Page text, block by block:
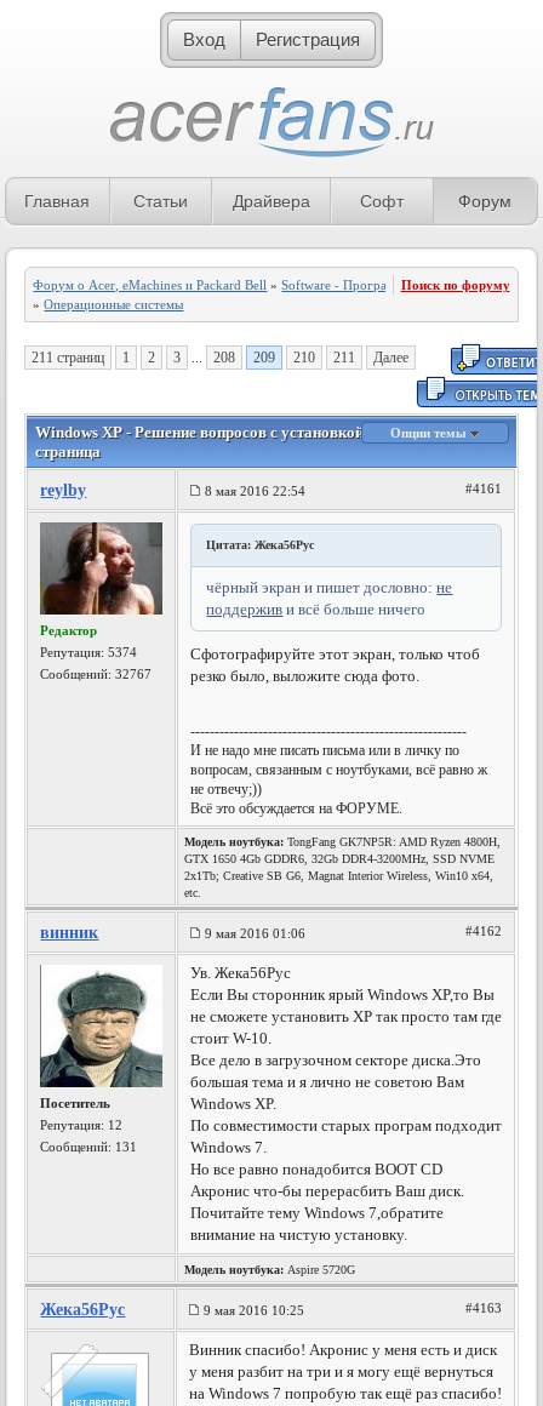
Вход Регистрация
Главная Статьи Драйвера Софт Форум
Форум о Acer, eMachines и Packard Bell »Software - Программное обеспечение
»Операционные системы
Поиск по форуму
211 страниц 1 2 3 ... 208 209 210 211 Далее
Windows ХР - Решение вопросов с установкой и настройкой - 209
страница
Опции темы
reylby 8 мая 2016 22:54 #4161
Редактор
Репутация:5374
Сообщений: 32767
Цитата: Жека56Рус
чёрный экран и пишет дословно:не
поддержив и всё больше ничего
Сфотографируйте этот экран, только чтоб
резко было, выложите сюда фото.
---------------------------------------------------------
И не надо мне писать письма или в личку по
вопросам, связанным с ноутбуками, всё равно ж
не отвечу;))
Всё это обсуждается на ФОРУМЕ.
Модель ноутбука: TongFang GK7NP5R: AMD Ryzen 4800H,
GTX 1650 4Gb GDDR6, 32Gb DDR4-3200MHz, SSD NVME
2x1Tb; Creative SB G6, Magnat Interior Wireless, Win10 x64,
etc.
винник 9 мая 2016 01:06 #4162
Посетитель
Репутация: 12
Сообщений: 131
Ув. Жека56Рус
Если Вы сторонник ярый Windows XP,то Вы
не сможете установить XP так просто там где
стоит W-10.
Все дело в загрузочном секторе диска.Это
большая тема и я лично не советою Вам
Windows XP.
По совместимости старых програм подходит
Windows 7.
Но все равно понадобится BOOT CD
Акронис что-бы перерасбить Ваш диск.
Почитайте тему Windows 7,обратите
внимание на чистую установку.
Модель ноутбука: Aspire 5720G
Жека56Рус 9 мая 2016 10:25 #4163
Винник спасибо! Акрониc у меня есть и диск
у меня разбит на три и я могу ещё вернуться
на Windows 7 попробую так ещё раз спасибо!